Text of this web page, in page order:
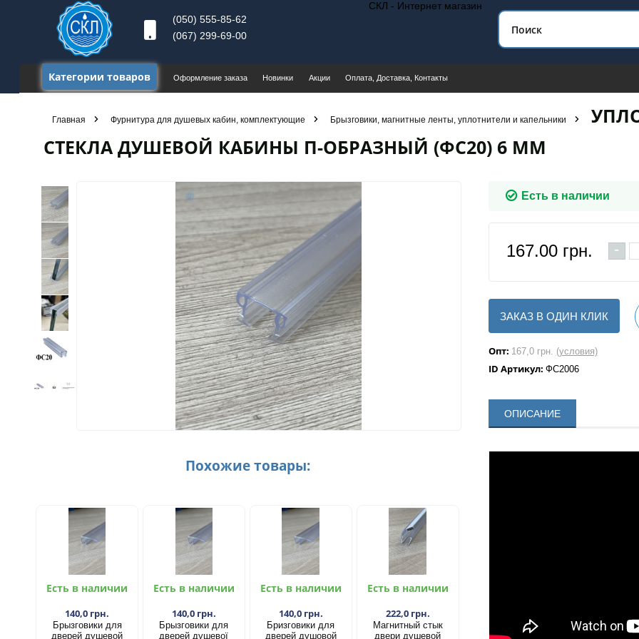
(050) 555-85-62
(067) 299-69-00
СКЛ - Интернет магазин
Категории товаров Оформление заказа Новинки Акции Оплата, Доставка, Контакты
Главная Фурнитура для душевых кабин, комплектующие Брызговики, магнитные ленты, уплотнители и капельники
СТЕКЛА ДУШЕВОЙ КАБИНЫ П-ОБРАЗНЫЙ (ФС20) 6 ММ
Похожие товары:
Есть в наличии
140,0 грн.
Брызговики для
дверей душевой
Есть в наличии
140,0 грн.
Брызговики для
дверей душевої
Есть в наличии
140,0 грн.
Бризговики для
дверей душовой
Есть в наличии
222,0 грн.
Магнитный стык
двери душевой
Есть в наличии
167.00 грн. -
ЗАКАЗ В ОДИН КЛИК
Опт: 167,0 грн. (условия)
ID Артикул: ФС2006
ОПИСАНИЕ